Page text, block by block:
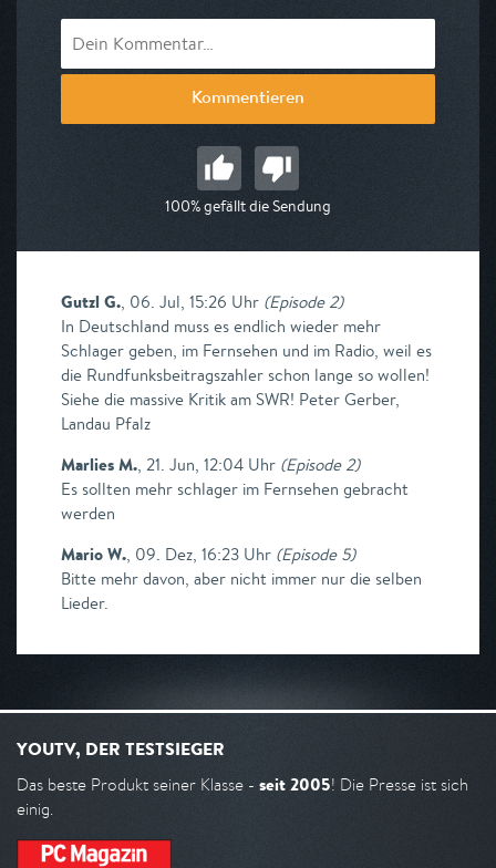
Kommentieren
100% gefällt die Sendung
Gutzl G., 06. Jul, 15:26 Uhr (Episode 2)
In Deutschland muss es endlich wieder mehr
Schlager geben, im Fernsehen und im Radio, weil es
die Rundfunksbeitragszahler schon lange so wollen!
Siehe die massive Kritik am SWR! Peter Gerber,
Landau Pfalz
Marlies M., 21. Jun, 12:04 Uhr (Episode 2)
Es sollten mehr schlager im Fernsehen gebracht
werden
Mario W., 09. Dez, 16:23 Uhr (Episode 5)
Bitte mehr davon, aber nicht immer nur die selben
Lieder.
YOUTV, DER TESTSIEGER
Das beste Produkt seiner Klasse - seit 2005! Die Presse ist sich
einig.